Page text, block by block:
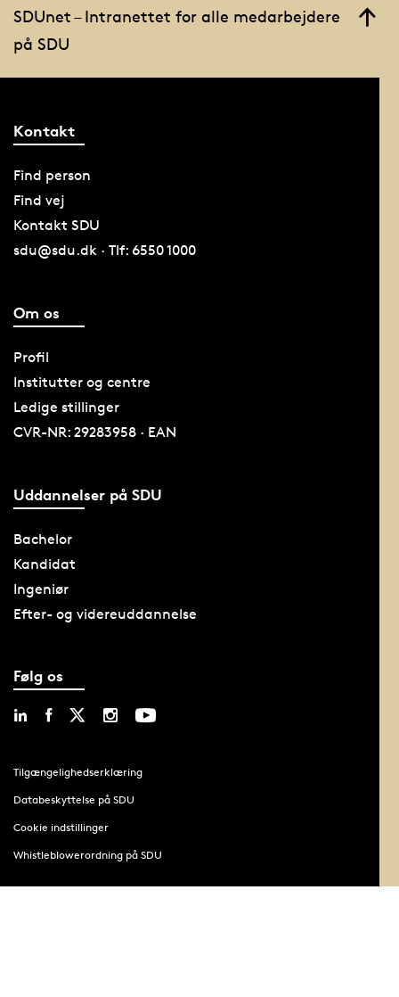
SDUnet – Intranettet for alle medarbejdere
på SDU
Kontakt
Find person
Find vej
Kontakt SDU
sdu@sdu.dk · Tlf: 6550 1000
Om os
Profil
Institutter og centre
Ledige stillinger
CVR-NR: 29283958 · EAN
Uddannelser på SDU
Bachelor
Kandidat
Ingeniør
Efter- og videreuddannelse
Følg os
Tilgængelighedserklæring
Databeskyttelse på SDU
Cookie indstillinger
Whistleblowerordning på SDU